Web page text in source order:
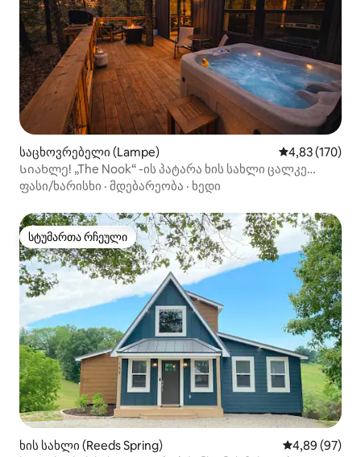
საცხოვრებელი (Lampe) საშუალო
4,83 (170)
Სიახლე! „The Nook“ -ის პატარა ხის სახლი ცალკე
ჰიდრომასაჟიანი აუზით!
ფასი/ხარისხი · მდებარეობა · ხედი
სტუმართა რჩეული
სტუმართა რჩეული
ხის სახლი (Reeds Spring) საშუალო
4,89 (97)